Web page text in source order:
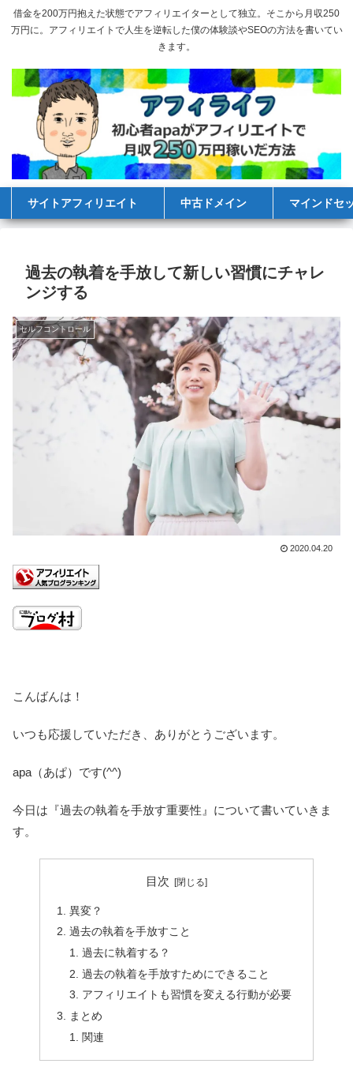
借金を200万円抱えた状態でアフィリエイターとして独立。そこから月収250
万円に。アフィリエイトで人生を逆転した僕の体験談やSEOの方法を書いてい
きます。
サイトアフィリエイト 中古ドメイン マインドセ
過去の執着を手放して新しい習慣にチャレ
ンジする
セルフコントロール
2020.04.20
こんばんは！
いつも応援していただき、ありがとうございます。
apa（あぱ）です(^^)
今日は『過去の執着を手放す重要性』について書いていきま
す。
目次
異変？
過去の執着を手放すこと
過去に執着する？
過去の執着を手放すためにできること
アフィリエイトも習慣を変える行動が必要
まとめ
関連